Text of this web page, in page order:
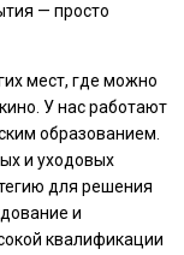
— просто
мест, где можно
У нас работают
образованием.
и уходовых
для решения
и
квалификации